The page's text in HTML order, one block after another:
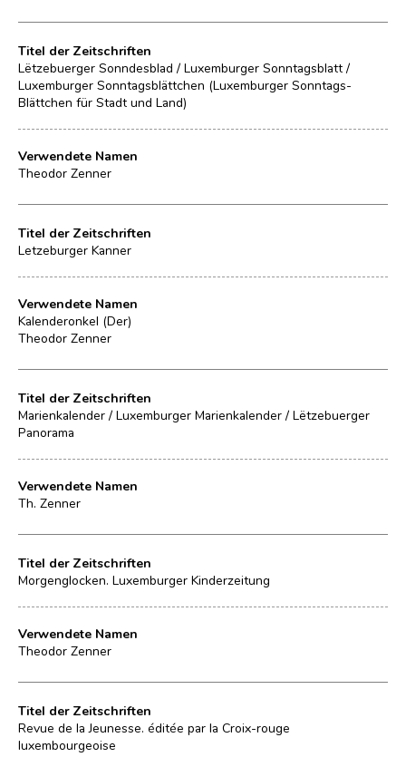
Titel der Zeitschriften
Lëtzebuerger Sonndesblad / Luxemburger Sonntagsblatt /
Luxemburger Sonntagsblättchen (Luxemburger Sonntags-
Blättchen für Stadt und Land)
Verwendete Namen
Theodor Zenner
Titel der Zeitschriften
Letzeburger Kanner
Verwendete Namen
Kalenderonkel (Der)
Theodor Zenner
Titel der Zeitschriften
Marienkalender / Luxemburger Marienkalender / Lëtzebuerger
Panorama
Verwendete Namen
Th. Zenner
Titel der Zeitschriften
Morgenglocken. Luxemburger Kinderzeitung
Verwendete Namen
Theodor Zenner
Titel der Zeitschriften
Revue de la Jeunesse. éditée par la Croix-rouge
luxembourgeoise